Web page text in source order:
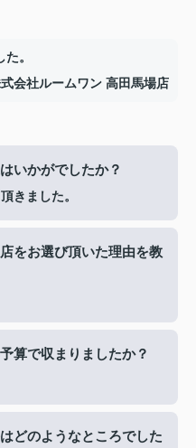
。
会社ルームワン 高田馬場店
いかがでしたか？
きました。
をお選び頂いた理由を教
算で収まりましたか？
どのようなところでした